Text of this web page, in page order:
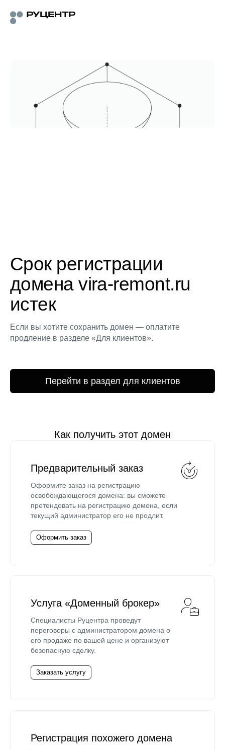
Срок регистрации
домена vira-remont.ru
истек
Если вы хотите сохранить домен — оплатите
продление в разделе «Для клиентов».
Перейти в раздел для клиентов
Как получить этот домен
Предварительный заказ
Оформите заказ на регистрацию
освобождающегося домена: вы сможете
претендовать на регистрацию домена, если
текущий администратор его не продлит.
Оформить заказ
Услуга «Доменный брокер»
Специалисты Руцентра проведут
переговоры с администратором домена о
его продаже по вашей цене и организуют
безопасную сделку.
Заказать услугу
Регистрация похожего домена